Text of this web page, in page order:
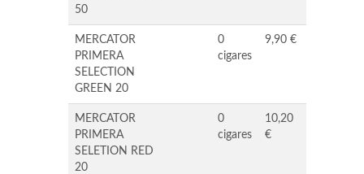
50
MERCATOR
PRIMERA
SELECTION
GREEN 20
0
cigares
9,90 €
MERCATOR
PRIMERA
SELETION RED
20
0
cigares
10,20
€